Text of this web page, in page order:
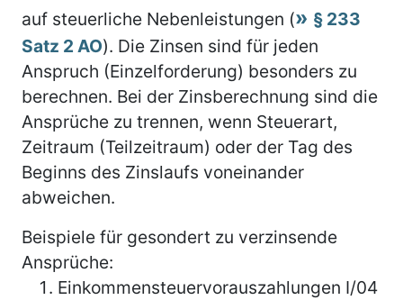
auf steuerliche Nebenleistungen (
§ 233
Satz 2 AO). Die Zinsen sind für jeden
Anspruch (Einzelforderung) besonders zu
berechnen. Bei der Zinsberechnung sind die
Ansprüche zu trennen, wenn Steuerart,
Zeitraum (Teilzeitraum) oder der Tag des
Beginns des Zinslaufs voneinander
abweichen.
Beispiele für gesondert zu verzinsende
Ansprüche:
Einkommensteuervorauszahlungen I/04